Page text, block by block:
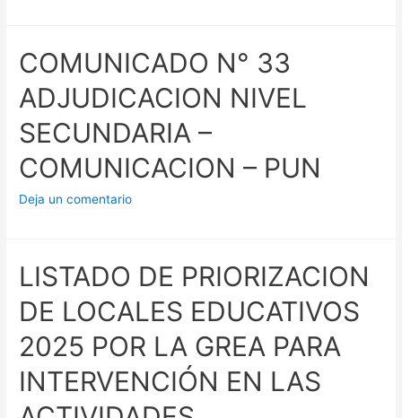
COMUNICADO N° 33
ADJUDICACION NIVEL
SECUNDARIA –
COMUNICACION – PUN
Deja un comentario
LISTADO DE PRIORIZACION
DE LOCALES EDUCATIVOS
2025 POR LA GREA PARA
INTERVENCIÓN EN LAS